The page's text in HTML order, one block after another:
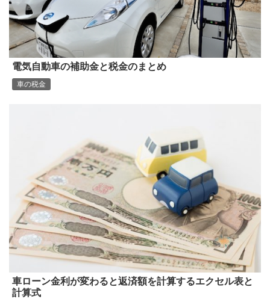
電気自動車の補助金と税金のまとめ
車の税金
車ローン金利が変わると返済額を計算するエクセル表と
計算式